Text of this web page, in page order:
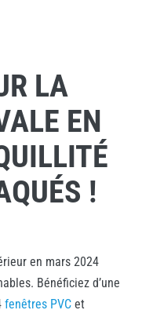
LA
EN
!
en mars 2024
Bénéficiez d’une
fenêtres PVC et